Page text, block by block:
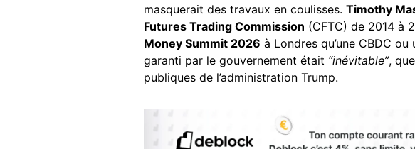
masquerait des travaux en coulisses. Timothy
Futures Trading Commission (CFTC) de 2014 à
Money Summit 2026 à Londres qu’une CBDC ou
garanti par le gouvernement était “inévitable”,
publiques de l’administration Trump.